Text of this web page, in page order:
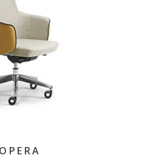
OPERA